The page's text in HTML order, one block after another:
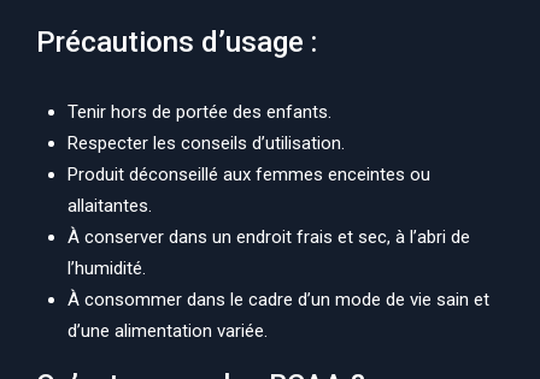
Précautions d’usage :
Tenir hors de portée des enfants.
Respecter les conseils d’utilisation.
Produit déconseillé aux femmes enceintes ou
allaitantes.
À conserver dans un endroit frais et sec, à l’abri de
l’humidité.
À consommer dans le cadre d’un mode de vie sain et
d’une alimentation variée.